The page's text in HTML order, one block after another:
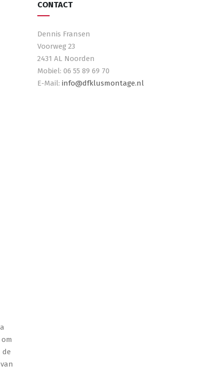
de
CONTACT
Dennis Fransen
Voorweg 23
2431 AL Noorden
Mobiel: 06 55 89 69 70
E-Mail: info@dfklusmontage.nl